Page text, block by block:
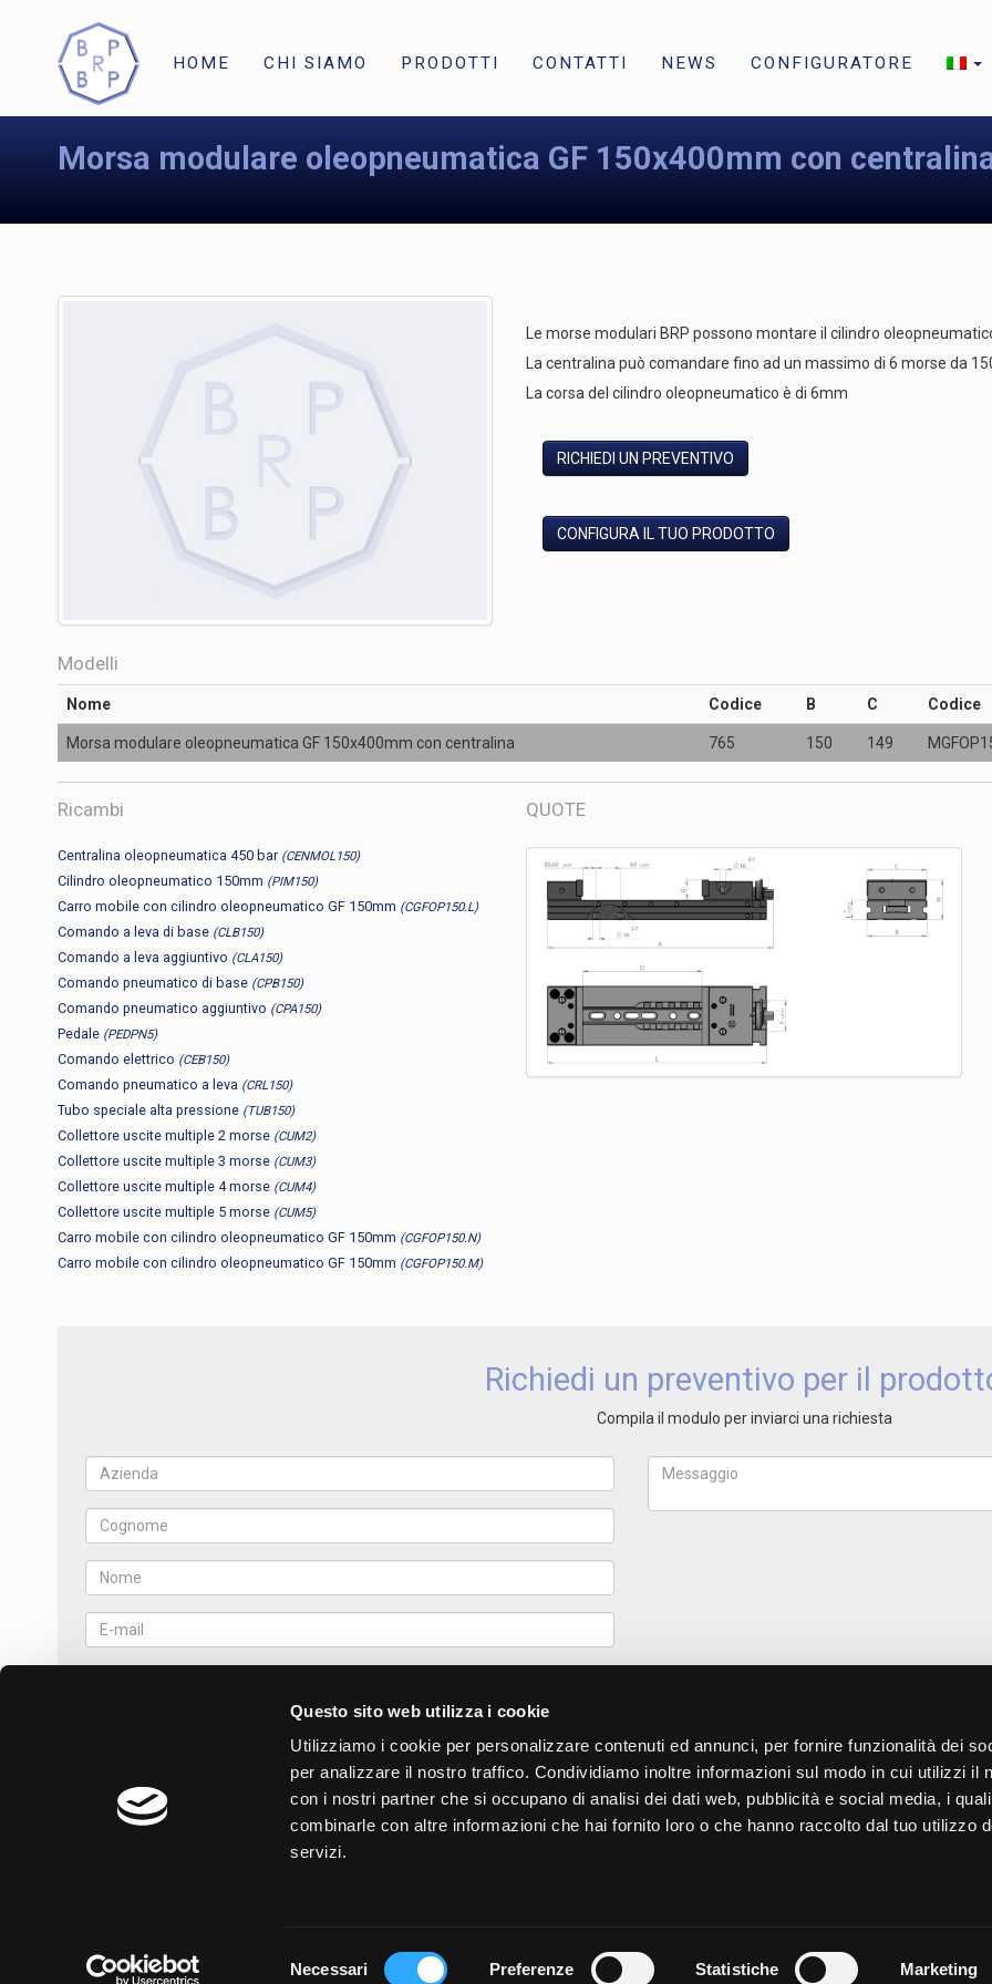
Questo sito web utilizza i cookie
Utilizziamo i cookie per personalizzare contenuti ed annunci, per fornire funzionalità dei
per analizzare il nostro traffico. Condividiamo inoltre informazioni sul modo in cui utilizzi il
con i nostri partner che si occupano di analisi dei dati web, pubblicità e social media, i
combinarle con altre informazioni che hai fornito loro o che hanno raccolto dal tuo utilizzo
servizi.
Necessari Preferenze Statistiche Marketing
HOME CHI SIAMO PRODOTTI CONTATTI NEWS CONFIGURATORE
Morsa modulare oleopneumatica GF 150x400mm con
Le morse modulari BRP possono montare il cilindro
La centralina può comandare fino ad un massimo di 6 morse da
La corsa del cilindro oleopneumatico è di 6mm
RICHIEDI UN PREVENTIVO
CONFIGURA IL TUO PRODOTTO
Modelli
Nome Codice B C Codice
Morsa modulare oleopneumatica GF 150x400mm con centralina 765 150 149
Ricambi
Centralina oleopneumatica 450 bar (CENMOL150)
Cilindro oleopneumatico 150mm (PIM150)
Carro mobile con cilindro oleopneumatico GF 150mm (CGFOP150.L)
Comando a leva di base (CLB150)
Comando a leva aggiuntivo (CLA150)
Comando pneumatico di base (CPB150)
Comando pneumatico aggiuntivo (CPA150)
Pedale (PEDPN5)
Comando elettrico (CEB150)
Comando pneumatico a leva (CRL150)
Tubo speciale alta pressione (TUB150)
Collettore uscite multiple 2 morse (CUM2)
Collettore uscite multiple 3 morse (CUM3)
Collettore uscite multiple 4 morse (CUM4)
Collettore uscite multiple 5 morse (CUM5)
Carro mobile con cilindro oleopneumatico GF 150mm (CGFOP150.N)
Carro mobile con cilindro oleopneumatico GF 150mm (CGFOP150.M)
QUOTE
Richiedi un preventivo per il
Compila il modulo per inviarci una richiesta
B.R.P. s.r.l.